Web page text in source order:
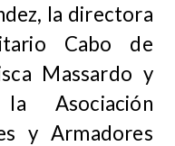
la directora
Cabo de
Massardo y
Asociación
y Armadores